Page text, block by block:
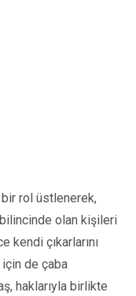
rol üstlenerek,
bilincinde olan kişileri
kendi çıkarlarını
için de çaba
haklarıyla birlikte